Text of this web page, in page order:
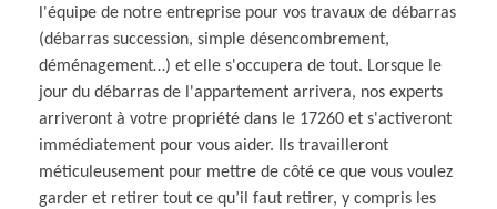
l'équipe de notre entreprise pour vos travaux de débarras
(débarras succession, simple désencombrement,
déménagement…) et elle s'occupera de tout. Lorsque le
jour du débarras de l'appartement arrivera, nos experts
arriveront à votre propriété dans le 17260 et s'activeront
immédiatement pour vous aider. Ils travailleront
méticuleusement pour mettre de côté ce que vous voulez
garder et retirer tout ce qu’il faut retirer, y compris les